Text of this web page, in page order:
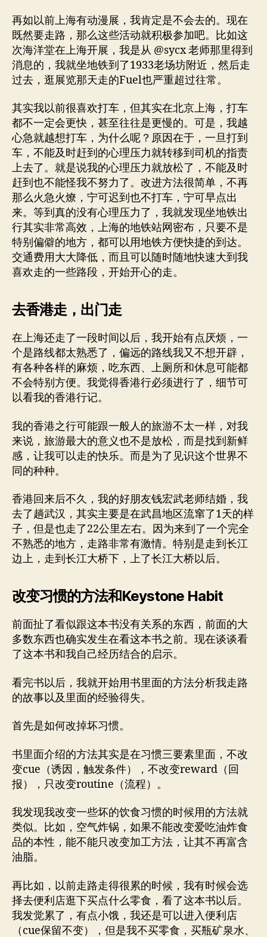
再如以前上海有动漫展，我肯定是不会去的。现在
既然要走路，那么这些活动就积极参加吧。比如这
次海洋堂在上海开展，我是从 @sycx 老师那里得到
消息的，我就坐地铁到了1933老场坊附近，然后走
过去，逛展览那天走的Fuel也严重超过往常。
其实我以前很喜欢打车，但其实在北京上海，打车
都不一定会更快，甚至往往是更慢的。可是，我越
心急就越想打车，为什么呢？原因在于，一旦打到
车，不能及时赶到的心理压力就转移到司机的指责
上去了。就是说我的心理压力就放松了，不能及时
赶到也不能怪我不努力了。改进方法很简单，不再
那么火急火燎，宁可迟到也不打车，宁可早点出
来。等到真的没有心理压力了，我就发现坐地铁出
行其实非常高效，上海的地铁站网密布，只要不是
特别偏僻的地方，都可以用地铁方便快捷的到达。
交通费用大大降低，而且可以随时随地快速大到我
喜欢走的一些路段，开始开心的走。
去香港走，出门走
在上海还走了一段时间以后，我开始有点厌烦，一
个是路线都太熟悉了，偏远的路线我又不想开辟，
有各种各样的麻烦，吃东西、上厕所和休息可能都
不会特别方便。我觉得香港行必须进行了，细节可
以看我的香港行记。
我的香港之行可能跟一般人的旅游不太一样，对我
来说，旅游最大的意义也不是放松，而是找到新鲜
感，让我可以走的快乐。而是为了见识这个世界不
同的种种。
香港回来后不久，我的好朋友钱宏武老师结婚，我
去了趟武汉，其实主要是在武昌地区流窜了1天的样
子，但是也走了22公里左右。因为来到了一个完全
不熟悉的地方，走路非常有激情。特别是走到长江
边上，走到长江大桥下，上了长江大桥以后。
改变习惯的方法和Keystone Habit
前面扯了看似跟这本书没有关系的东西，前面的大
多数东西也确实发生在看这本书之前。现在谈谈看
了这本书和我自己经历结合的启示。
看完书以后，我就开始用书里面的方法分析我走路
的故事以及里面的经验得失。
首先是如何改掉坏习惯。
书里面介绍的方法其实是在习惯三要素里面，不改
变cue（诱因，触发条件），不改变reward（回
报），只改变routine（流程）。
我发现我改变一些坏的饮食习惯的时候用的方法就
类似。比如，空气炸锅，如果不能改变爱吃油炸食
品的本性，能不能只改变加工方法，让其不再富含
油脂。
再比如，以前走路走得很累的时候，我有时候会选
择去便利店逛下买点什么零食，看了这本书以后。
我发觉累了，有点小饿，我还是可以进入便利店
（cue保留不变），但是我不买零食，买瓶矿泉水、